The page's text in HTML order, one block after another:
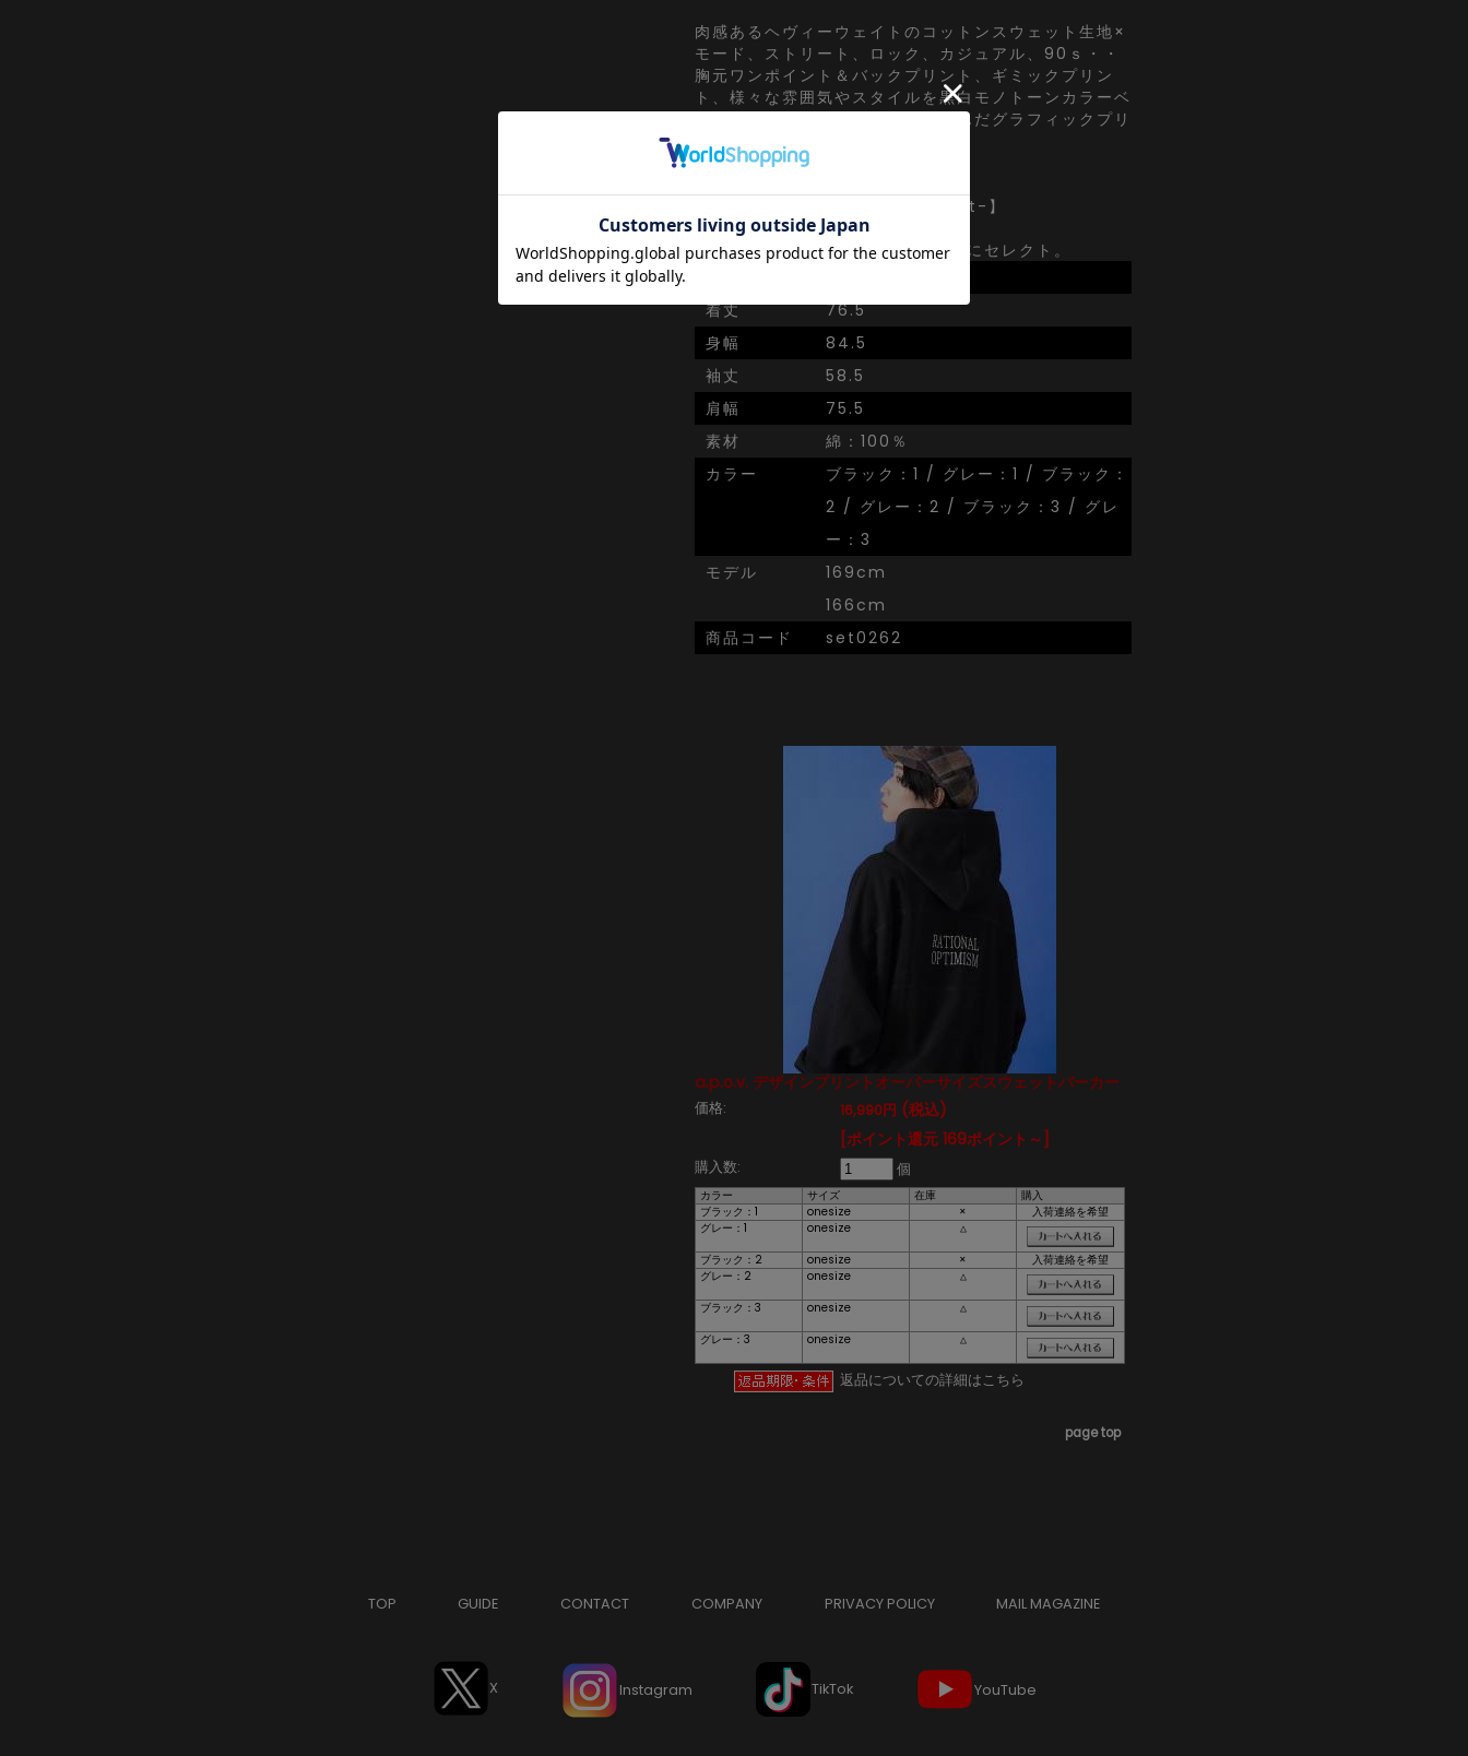
肉感あるヘヴィーウェイトのコットンスウェット生地×
モード、ストリート、ロック、カジュアル、90ｓ・・
胸元ワンポイント＆バックプリント、ギミックプリン
ト、様々な雰囲気やスタイルを黒白モノトーンカラーベ
ースでスタイリッシュに落とし込んだグラフィックプリ
ントデザインが印象的。
【a.p.o.v. -ankoROCK's select-】
a point of view...
【ankoROCK視点】をコンセプトにセレクト。
着丈
76.5
身幅
84.5
袖丈
58.5
肩幅
75.5
素材
綿：100％
カラー
ブラック：1 / グレー：1 / ブラック：
2 / グレー：2 / ブラック：3 / グレ
ー：3
モデル
169cm
166cm
商品コード
set0262
a.p.o.v. デザインプリントオーバーサイズスウェットパーカー
価格: 16,990円 (税込)
[ポイント還元 169ポイント～]
購入数: 個
カラー サイズ 在庫
購入
ブラック：1
onesize ×
入荷連絡を希望
グレー：1
onesize
△
ブラック：2
onesize ×
入荷連絡を希望
グレー：2
onesize
△
ブラック：3
onesize
△
グレー：3
onesize △
返品についての詳細はこちら
page top
TOP GUIDE CONTACT COMPANY PRIVACY POLICY MAIL MAGAZINE
X Instagram TikTok YouTube